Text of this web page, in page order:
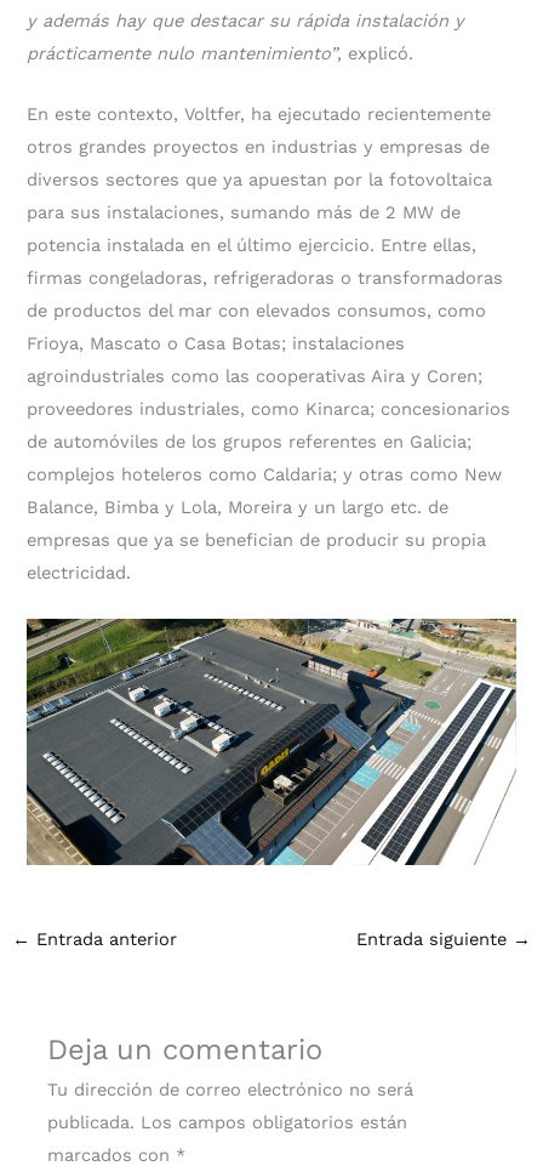
y además hay que destacar su rápida instalación y
prácticamente nulo mantenimiento”, explicó.
En este contexto, Voltfer, ha ejecutado recientemente
otros grandes proyectos en industrias y empresas de
diversos sectores que ya apuestan por la fotovoltaica
para sus instalaciones, sumando más de 2 MW de
potencia instalada en el último ejercicio. Entre ellas,
firmas congeladoras, refrigeradoras o transformadoras
de productos del mar con elevados consumos, como
Frioya, Mascato o Casa Botas; instalaciones
agroindustriales como las cooperativas Aira y Coren;
proveedores industriales, como Kinarca; concesionarios
de automóviles de los grupos referentes en Galicia;
complejos hoteleros como Caldaria; y otras como New
Balance, Bimba y Lola, Moreira y un largo etc. de
empresas que ya se benefician de producir su propia
electricidad.
← Entrada anterior Entrada siguiente →
Deja un comentario
Tu dirección de correo electrónico no será
publicada. Los campos obligatorios están
marcados con *